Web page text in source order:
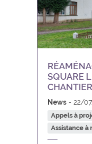
BEP
Bièvre
Couvin
Énergie
Parcs
SQUARE
News 22/
Appels à
Assistance à